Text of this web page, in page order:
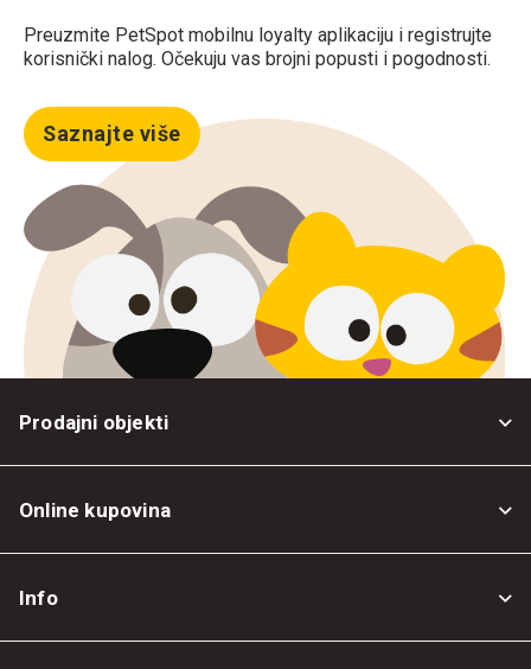
Preuzmite PetSpot mobilnu loyalty aplikaciju i registrujte
korisnički nalog. Očekuju vas brojni popusti i pogodnosti.
Saznajte više
Prodajni objekti
Online kupovina
Info